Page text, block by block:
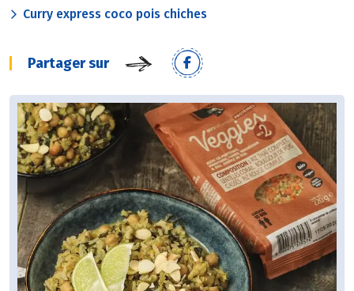
Curry express coco pois chiches
Partager sur